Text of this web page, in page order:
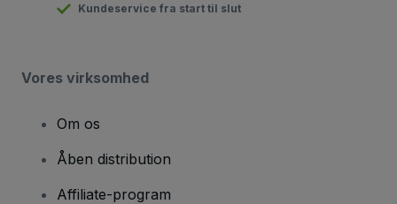
Kundeservice fra start til slut
Vores virksomhed
Om os
Åben distribution
Affiliate-program